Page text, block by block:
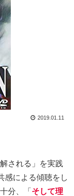
2019.01.11
される」を実践
感による傾聴をし
分、「 そして理